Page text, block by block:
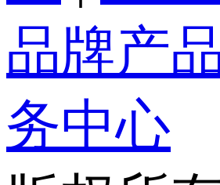
品牌产
务中心